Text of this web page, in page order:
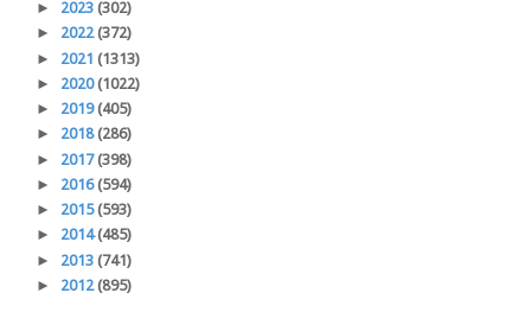
► 2023 (302)
► 2022(372)
► 2021 (1313)
► 2020(1022)
► 2019(405)
► 2018(286)
► 2017(398)
► 2016(594)
► 2015(593)
► 2014(485)
► 2013 (741)
► 2012(895)